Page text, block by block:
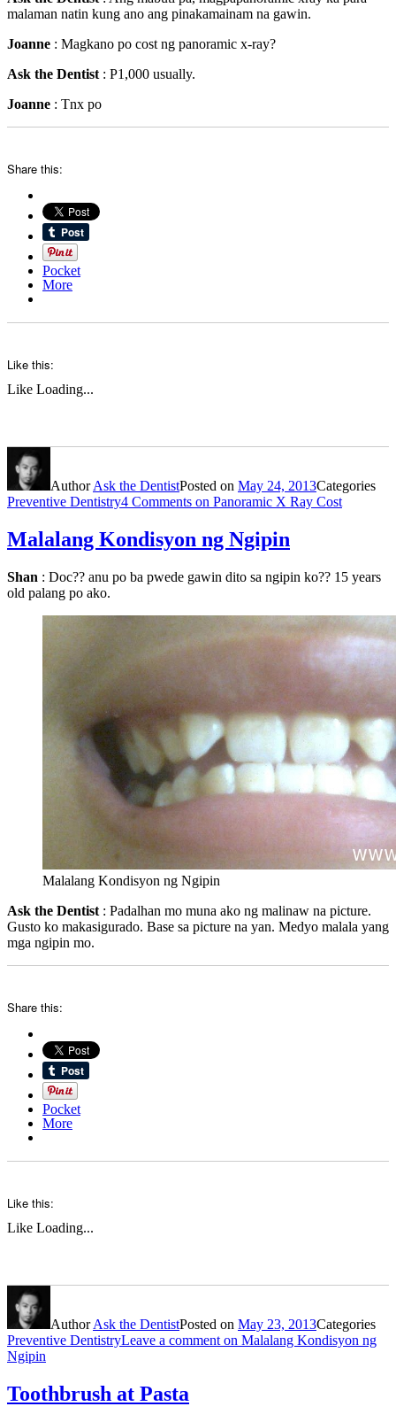
malaman natin kung ano ang pinakamainam na gawin.
Joanne : Magkano po cost ng panoramic x-ray?
Ask the Dentist : P1,000 usually.
Joanne : Tnx po
Share this:
Pocket
More
Like this:
Like Loading...
AuthorAsk the DentistPosted on May 24, 2013Categories
Preventive Dentistry4 Comments on Panoramic X Ray Cost
Malalang Kondisyon ng Ngipin
Shan : Doc?? anu po ba pwede gawin dito sa ngipin ko?? 15 years
old palang po ako.
Malalang Kondisyon ng Ngipin
Ask the Dentist : Padalhan mo muna ako ng malinaw na picture.
Gusto ko makasigurado. Base sa picture na yan. Medyo malala yang
mga ngipin mo.
Share this:
Pocket
More
Like this:
Like Loading...
AuthorAsk the DentistPosted on May 23, 2013Categories
Preventive DentistryLeave a comment on Malalang Kondisyon ng
Ngipin
Toothbrush at Pasta